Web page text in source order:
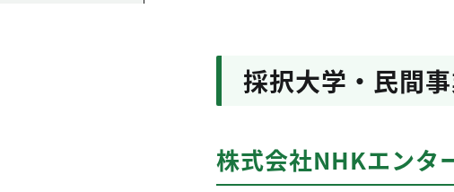
採択大学・民間事
株式会社NHKエンタ